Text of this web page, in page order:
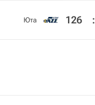
Юта 126 :